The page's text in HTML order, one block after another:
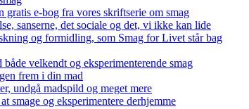
gratis e-bog fra vores skriftserie om smag
sanserne, det sociale og det, vi ikke kan lide
og formidling, som Smag for Livet står bag
velkendt og eksperimenterende smag
frem i din mad
undgå madspild og meget mere
smage og eksperimentere derhjemme